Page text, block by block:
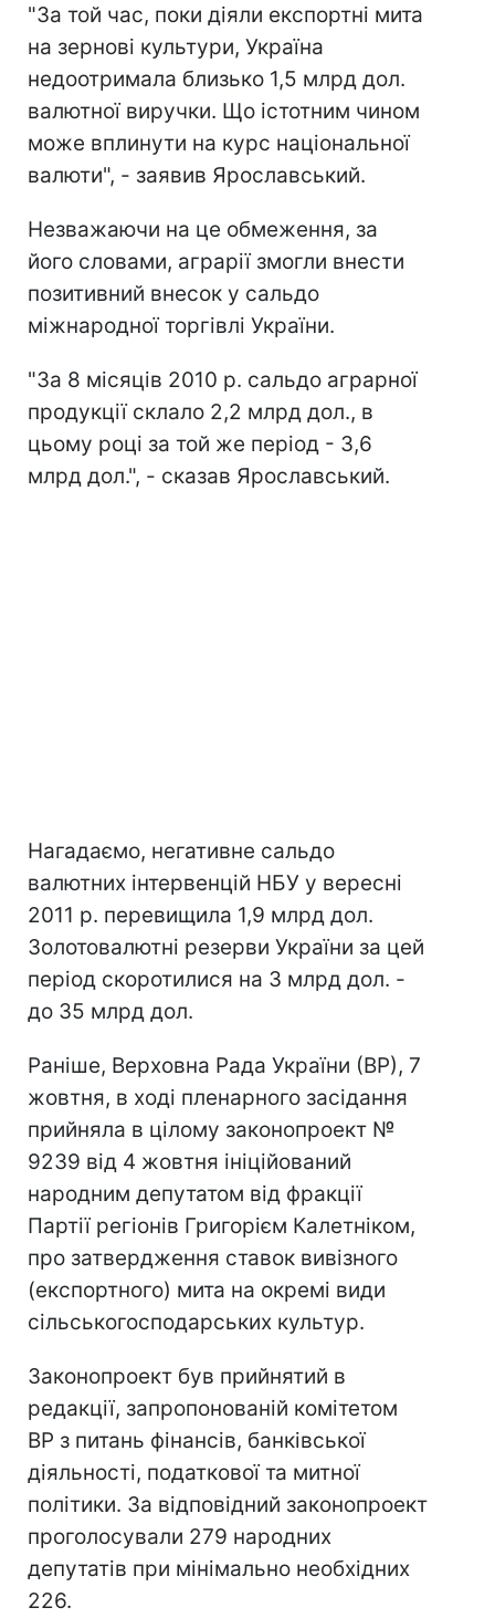
"За той час, поки діяли експортні мита
на зернові культури, Україна
недоотримала близько 1,5 млрд дол.
валютної виручки. Що істотним чином
може вплинути на курс національної
валюти", - заявив Ярославський.
Незважаючи на це обмеження, за
його словами, аграрії змогли внести
позитивний внесок у сальдо
міжнародної торгівлі України.
"За 8 місяців 2010 р. сальдо аграрної
продукції склало 2,2 млрд дол., в
цьому році за той же період - 3,6
млрд дол.", - сказав Ярославський.
Нагадаємо, негативне сальдо
валютних інтервенцій НБУ у вересні
2011 р. перевищила 1,9 млрд дол.
Золотовалютні резерви України за цей
період скоротилися на 3 млрд дол. -
до 35 млрд дол.
Раніше, Верховна Рада України (ВР), 7
жовтня, в ході пленарного засідання
прийняла в цілому законопроект №
9239 від 4 жовтня ініційований
народним депутатом від фракції
Партії регіонів Григорієм Калетніком,
про затвердження ставок вивізного
(експортного) мита на окремі види
сільськогосподарських культур.
Законопроект був прийнятий в
редакції, запропонованій комітетом
ВР з питань фінансів, банківської
діяльності, податкової та митної
політики. За відповідний законопроект
проголосували 279 народних
депутатів при мінімально необхідних
226.